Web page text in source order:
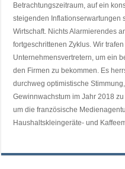
Betrachtungszeitraum, auf ein
steigenden Inflationserwartungen
Wirtschaft. Nichts Alarmierendes
fortgeschrittenen Zyklus. Wir
Unternehmensvertretern, um ein
den Firmen zu bekommen. Es
durchweg optimistische
Gewinnwachstum im Jahr 2018
um die französische
Haushaltskleingeräte- und